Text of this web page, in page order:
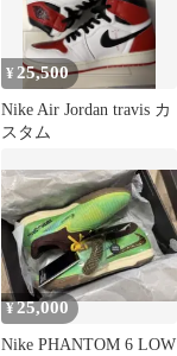
¥25,500
Nike Air Jordan travis カ
スタム
¥25,000
Nike PHANTOM 6 LOW